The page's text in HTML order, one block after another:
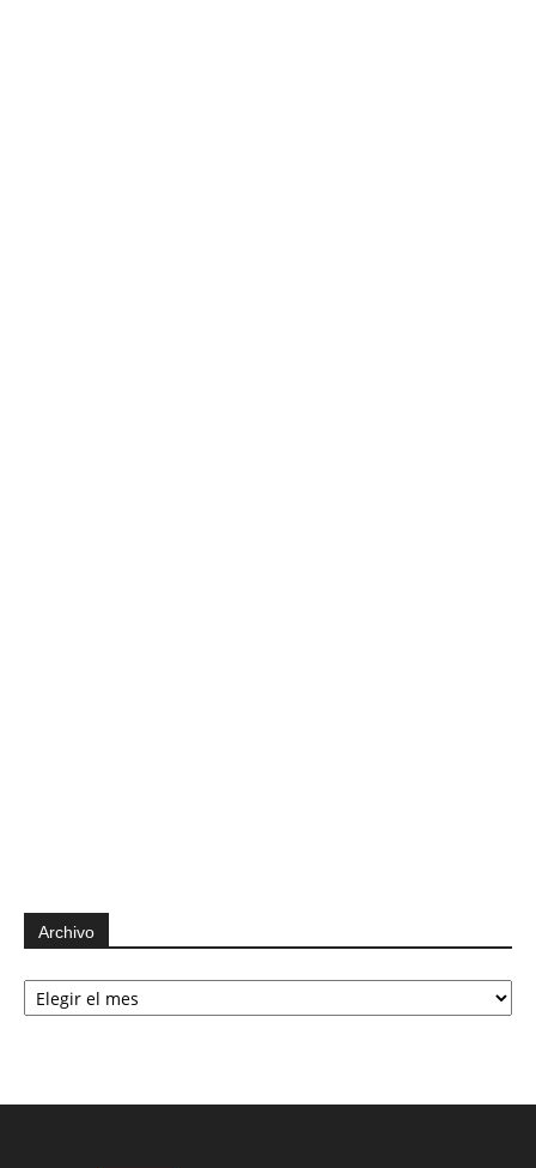
Archivo
Archivo